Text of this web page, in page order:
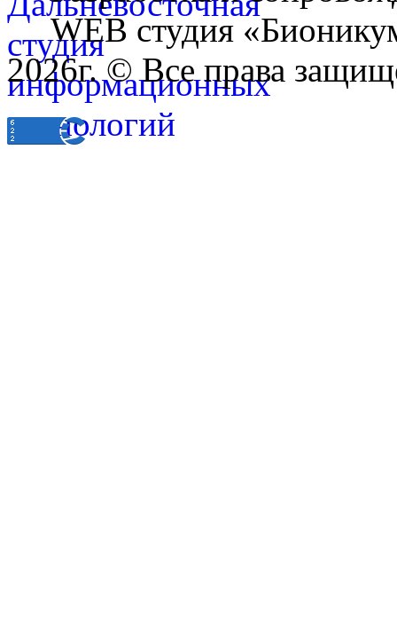
WEB студия
2026г. © Все права